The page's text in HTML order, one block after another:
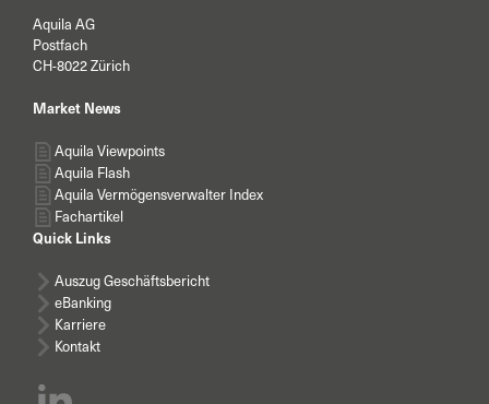
Aquila AG
Postfach
CH-8022 Zürich
Market News
Aquila Viewpoints
Aquila Flash
Aquila Vermögensverwalter Index
Fachartikel
Quick Links
Auszug Geschäftsbericht
eBanking
Karriere
Kontakt